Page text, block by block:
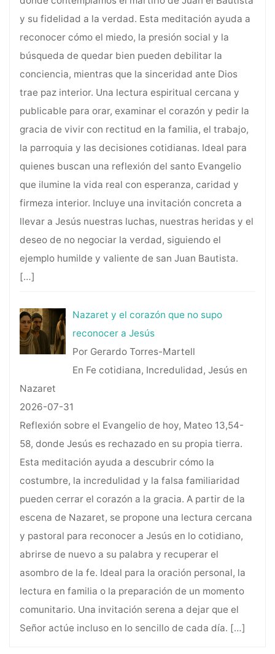
y su fidelidad a la verdad. Esta meditación ayuda a
reconocer cómo el miedo, la presión social y la
búsqueda de quedar bien pueden debilitar la
conciencia, mientras que la sinceridad ante Dios
trae paz interior. Una lectura espiritual cercana y
publicable para orar, examinar el corazón y pedir la
gracia de vivir con rectitud en la familia, el trabajo,
la parroquia y las decisiones cotidianas. Ideal para
quienes buscan una reflexión del santo Evangelio
que ilumine la vida real con esperanza, caridad y
firmeza interior. Incluye una invitación concreta a
llevar a Jesús nuestras luchas, nuestras heridas y el
deseo de no negociar la verdad, siguiendo el
ejemplo humilde y valiente de san Juan Bautista.
[…]
Nazaret y el corazón que no supo
reconocer a Jesús
Por Gerardo Torres-Martell
En Fe cotidiana, Incredulidad, Jesús en
Nazaret
2026-07-31
Reflexión sobre el Evangelio de hoy, Mateo 13,54-
58, donde Jesús es rechazado en su propia tierra.
Esta meditación ayuda a descubrir cómo la
costumbre, la incredulidad y la falsa familiaridad
pueden cerrar el corazón a la gracia. A partir de la
escena de Nazaret, se propone una lectura cercana
y pastoral para reconocer a Jesús en lo cotidiano,
abrirse de nuevo a su palabra y recuperar el
asombro de la fe. Ideal para la oración personal, la
lectura en familia o la preparación de un momento
comunitario. Una invitación serena a dejar que el
Señor actúe incluso en lo sencillo de cada día. […]